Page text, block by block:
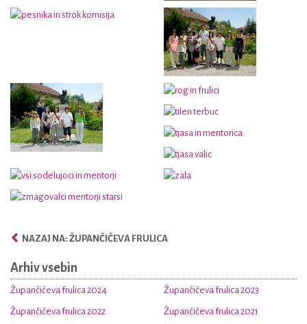
NAZAJ NA: ŽUPANČIČEVA FRULICA
Arhiv vsebin
Župančičeva frulica 2024 Župančičeva frulica 2023
Župančičeva frulica 2022 Župančičeva frulica 2021